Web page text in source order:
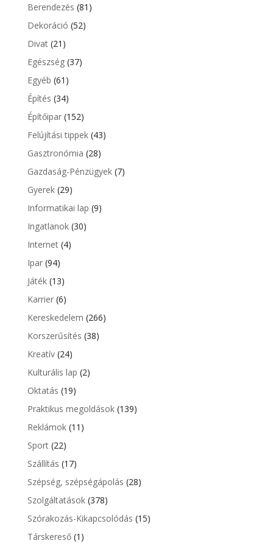
Berendezés (81)
Dekoráció (52)
Divat(21)
Egészség(37)
Egyéb (61)
Építés (34)
Építőipar(152)
Felújítási tippek(43)
Gasztronómia (28)
Gazdaság-Pénzügyek(7)
Gyerek(29)
Informatikai lap (9)
Ingatlanok(30)
Internet(4)
Ipar(94)
Játék(13)
Karrier(6)
Kereskedelem (266)
Korszerűsítés (38)
Kreatív(24)
Kulturális lap (2)
Oktatás (19)
Praktikus megoldások(139)
Reklámok(11)
Sport(22)
Szállítás (17)
Szépség, szépségápolás (28)
Szolgáltatások(378)
Szórakozás-Kikapcsolódás (15)
Társkereső(1)